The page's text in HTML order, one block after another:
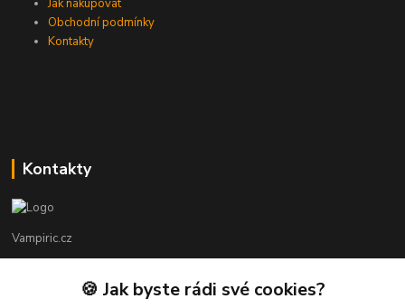
Obchodní podmínky
Kontakty
Kontakty
Vampiric.cz
+420 774 198 598
🍪 Jak byste rádi své cookies?